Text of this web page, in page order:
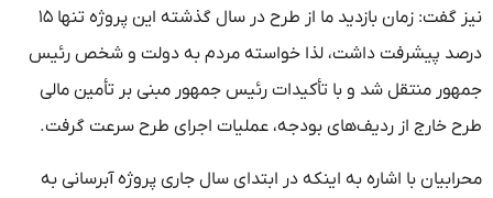
نیز گفت: زمان بازدید ما از طرح در سال گذشته این پروژه تنها ۱۵
درصد پیشرفت داشت، لذا خواسته مردم به دولت و شخص رئیس
جمهور منتقل شد و با تأکیدات رئیس جمهور مبنی بر تأمین مالی
طرح خارج از ردیف‌های بودجه، عملیات اجرای طرح سرعت گرفت.
محرابیان با اشاره به اینکه در ابتدای سال جاری پروژه آبرسانی به